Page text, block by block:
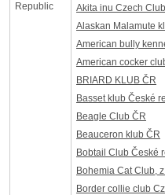
Republic
Akita inu Czech Club
Alaskan Malamute
American bully
American cocker
BRIARD KLUB ČR
Basset klub České
Beagle Club ČR
Beauceron klub ČR
Bobtail Club České
Bohemia Cat Club,
Border collie club